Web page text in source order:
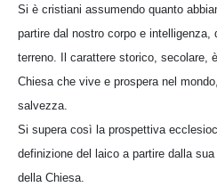
Si è cristiani assumendo quanto
partire dal nostro corpo e
terreno. Il carattere storico, secolare,
Chiesa che vive e prospera nel
salvezza.
Si supera così la prospettiva
definizione del laico a partire dalla
della Chiesa.